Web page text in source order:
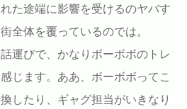
た途端に影響を受けるのヤバす
全体を覆っているのでは。
運びで、かなりボーボボのトレ
じます。ああ、ボーボボってこ
したり、ギャグ担当がいきなり